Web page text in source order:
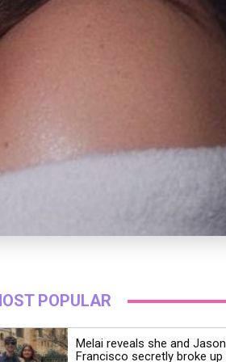
POPULAR
Melai reveals she and Jason
Francisco secretly broke up